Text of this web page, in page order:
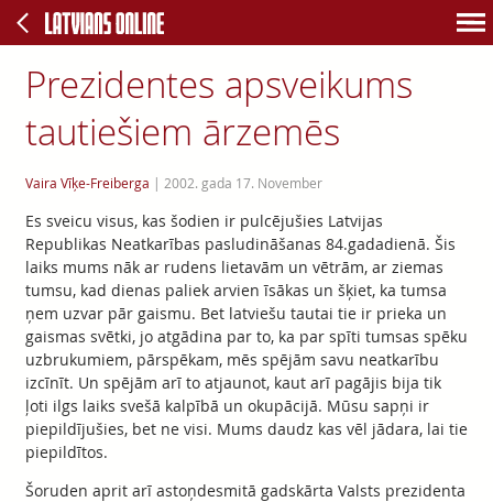
Prezidentes apsveikums
tautiešiem ārzemēs
Vaira Vīķe-Freiberga | 2002. gada 17. November
Es sveicu visus, kas šodien ir pulcējušies Latvijas
Republikas Neatkarības pasludināšanas 84.gadadienā. Šis
laiks mums nāk ar rudens lietavām un vētrām, ar ziemas
tumsu, kad dienas paliek arvien īsākas un šķiet, ka tumsa
ņem uzvar pār gaismu. Bet latviešu tautai tie ir prieka un
gaismas svētki, jo atgādina par to, ka par spīti tumsas spēku
uzbrukumiem, pārspēkam, mēs spējām savu neatkarību
izcīnīt. Un spējām arī to atjaunot, kaut arī pagājis bija tik
ļoti ilgs laiks svešā kalpībā un okupācijā. Mūsu sapņi ir
piepildījušies, bet ne visi. Mums daudz kas vēl jādara, lai tie
piepildītos.
Šoruden aprit arī astoņdesmitā gadskārta Valsts prezidenta